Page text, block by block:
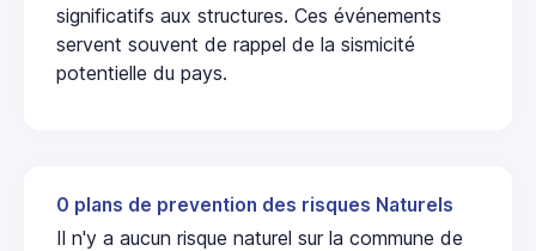
significatifs aux structures. Ces événements
servent souvent de rappel de la sismicité
potentielle du pays.
0 plans de prevention des risques Naturels
Il n'y a aucun risque naturel sur la commune de